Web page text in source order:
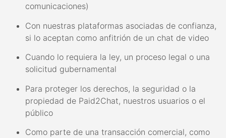
comunicaciones)
Con nuestras plataformas asociadas de confianza,
si lo aceptan como anfitrión de un chat de video
Cuando lo requiera la ley, un proceso legal o una
solicitud gubernamental
Para proteger los derechos, la seguridad o la
propiedad de Paid2Chat, nuestros usuarios o el
público
Como parte de una transacción comercial, como